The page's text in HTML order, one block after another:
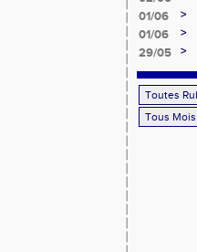
01/06
>
01/06
>
29/05
>